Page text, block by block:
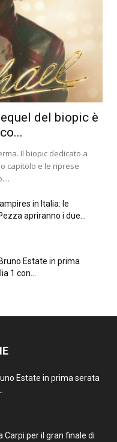
del biopic è
Il biopic dedicato a
capitolo e le riprese
in Italia: le
apriranno i due...
Estate in prima
1 con...
Estate in prima serata
Carpi per il gran finale di